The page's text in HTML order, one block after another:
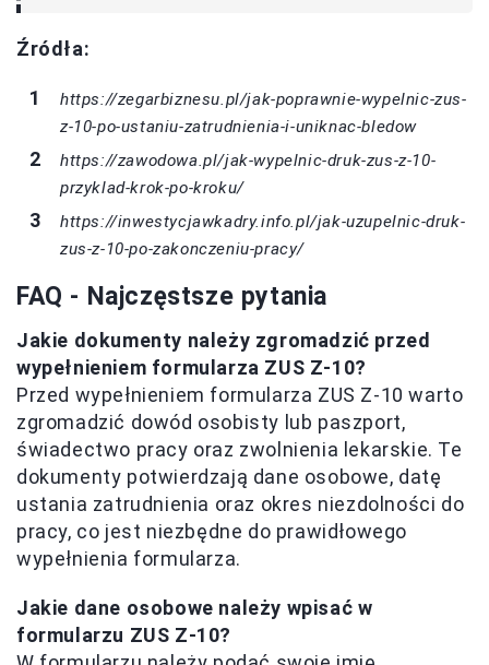
Źródła:
https://zegarbiznesu.pl/jak-poprawnie-wypelnic-zus-
z-10-po-ustaniu-zatrudnienia-i-uniknac-bledow
https://zawodowa.pl/jak-wypelnic-druk-zus-z-10-
przyklad-krok-po-kroku/
https://inwestycjawkadry.info.pl/jak-uzupelnic-druk-
zus-z-10-po-zakonczeniu-pracy/
FAQ - Najczęstsze pytania
Jakie dokumenty należy zgromadzić przed
wypełnieniem formularza ZUS Z-10?
Przed wypełnieniem formularza ZUS Z-10 warto
zgromadzić dowód osobisty lub paszport,
świadectwo pracy oraz zwolnienia lekarskie. Te
dokumenty potwierdzają dane osobowe, datę
ustania zatrudnienia oraz okres niezdolności do
pracy, co jest niezbędne do prawidłowego
wypełnienia formularza.
Jakie dane osobowe należy wpisać w
formularzu ZUS Z-10?